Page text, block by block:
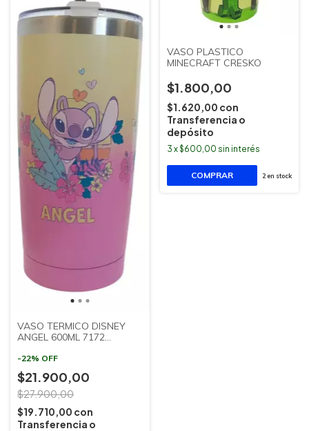
VASO TERMICO DISNEY
ANGEL 600ML 7172
-22% OFF
$21.900,00
$27.900,00
$19.710,00 con
Transferencia o
VASO PLASTICO
MINECRAFT CRESKO
$1.800,00
$1.620,00 con
Transferencia o
depósito
3 x$600,00 sin interés
2en stock